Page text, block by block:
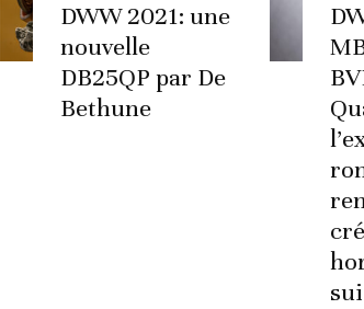
DWW 2021: une
nouvelle
DB25QP par De
Bethune